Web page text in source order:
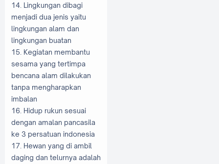
14. Lingkungan dibagi
menjadi dua jenis yaitu
lingkungan alam dan
lingkungan buatan
15. Kegiatan membantu
sesama yang tertimpa
bencana alam dilakukan
tanpa mengharapkan
imbalan
16. Hidup rukun sesuai
dengan amalan pancasila
ke 3 persatuan indonesia
17. Hewan yang di ambil
daging dan telurnya adalah